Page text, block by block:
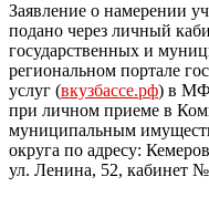
Заявление о намерении
подано через личный
государственных и
региональном портале
услуг (вкузбассе.рф) в
при личном приеме в
муниципальным
округа по адресу:
ул. Ленина, 52, кабинет